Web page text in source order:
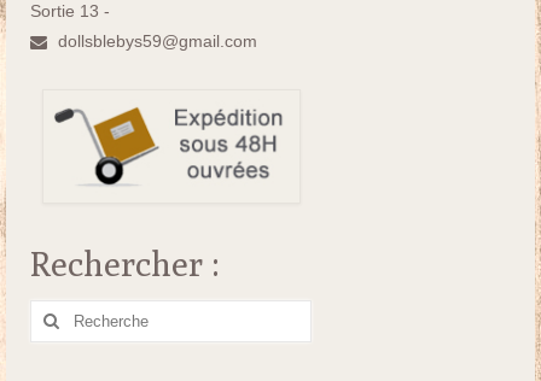
Sortie 13 -
dollsblebys59@gmail.com
Rechercher :
Rechercher